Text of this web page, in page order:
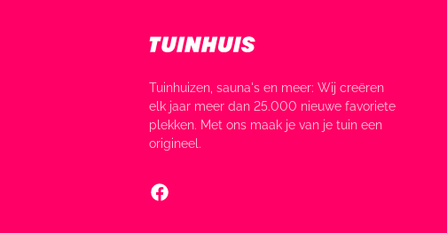
Tuinhuizen, sauna's en meer: Wij creëren
elk jaar meer dan 25.000 nieuwe favoriete
plekken. Met ons maak je van je tuin een
origineel.